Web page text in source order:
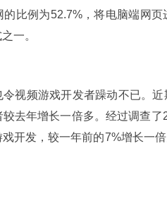
比例为52.7%，将电脑端网
一。
令视频游戏开发者躁动不已。
去年增长一倍多。经过调查
开发，较一年前的7%增长一